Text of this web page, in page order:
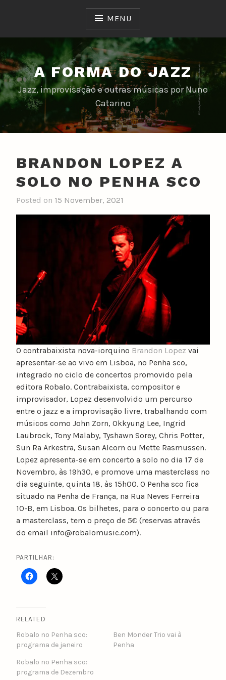
MENU
A FORMA DO JAZZ
Jazz, improvisação e outras músicas por Nuno
Catarino
BRANDON LOPEZ A
SOLO NO PENHA SCO
Posted on 15 November, 2021
y
n
u
n
o
c
a
t
a
n
O contrabaixista nova-iorquino Brandon Lopez vai
apresentar-se ao vivo em Lisboa, no Penha sco,
integrado no ciclo de concertos promovido pela
editora Robalo. Contrabaixista, compositor e
improvisador, Lopez desenvolvido um percurso
entre o jazz e a improvisação livre, trabalhando com
músicos como John Zorn, Okkyung Lee, Ingrid
Laubrock, Tony Malaby, Tyshawn Sorey, Chris Potter,
Sun Ra Arkestra, Susan Alcorn ou Mette Rasmussen.
Lopez apresenta-se em concerto a solo no dia 17 de
Novembro, às 19h30, e promove uma masterclass no
dia seguinte, quinta 18, às 15h00. O Penha sco fica
situado na Penha de França, na Rua Neves Ferreira
10-B, em Lisboa. Os bilhetes, para o concerto ou para
a masterclass, tem o preço de 5€ (reservas através
do email info@robalomusic.com).
PARTILHAR:
RELATED
Robalo no Penha sco:
programa de janeiro
Ben Monder Trio vai à
Penha
Robalo no Penha sco:
programa de Dezembro